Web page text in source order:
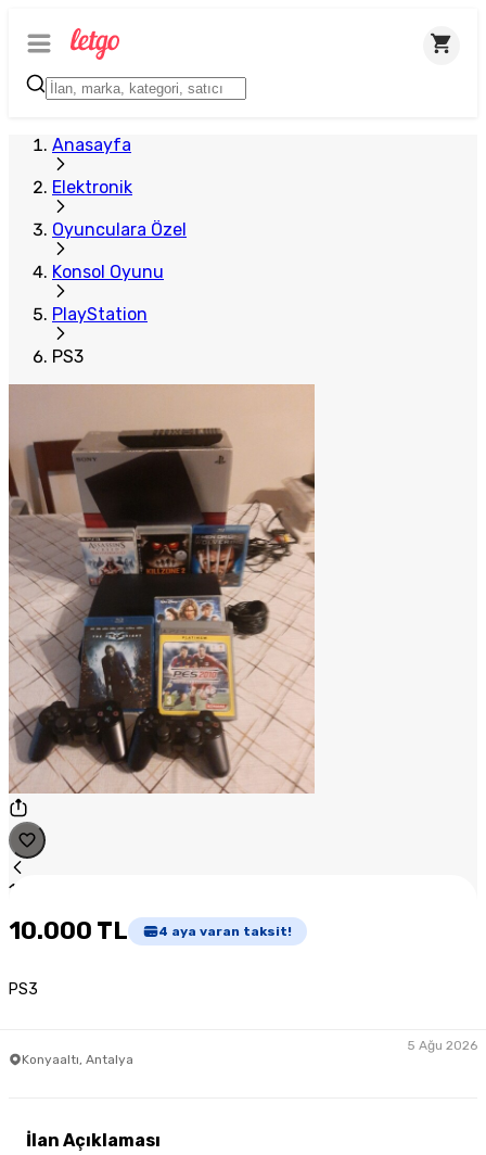
Anasayfa
Elektronik
Oyunculara Özel
Konsol Oyunu
PlayStation
PS3
1
10.000 TL 4 aya varan taksit!
PS3
Konyaaltı, Antalya
5 Ağu 2026
İlan Açıklaması